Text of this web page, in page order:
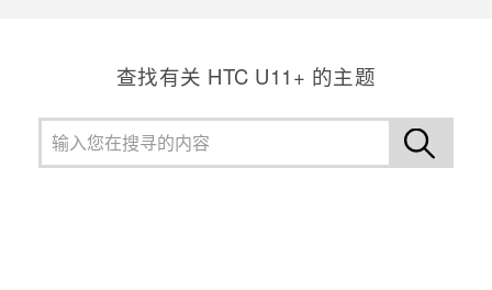
查找有关 HTC U11+ 的主题